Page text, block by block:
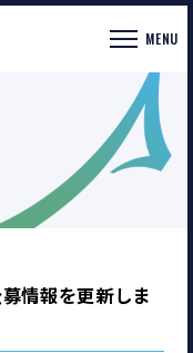
MENU
情報を更新しま